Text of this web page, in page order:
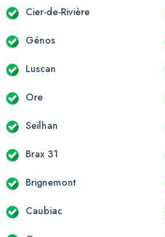
Cier-de-Rivière
Génos
Luscan
Ore
Seilhan
Brax 31
Brignemont
Caubiac